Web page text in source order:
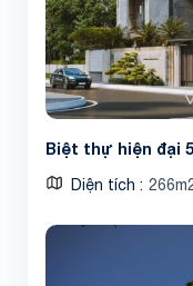
Biệt thự hiện đại
Diện tích